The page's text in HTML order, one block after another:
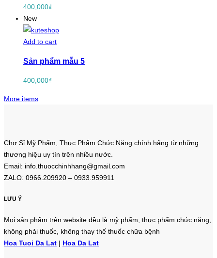
400,000₫
New
Add to cart
Sản phẩm mẫu 5
400,000₫
More items
Chợ Sỉ Mỹ Phẩm, Thực Phẩm Chức Năng chính hãng từ những
thương hiệu uy tín trên nhiều nước.
Email: info.thuocchinhhang@gmail.com
ZALO: 0966.209920 – 0933.959911
LƯU Ý
Mọi sản phẩm trên website đều là mỹ phẩm, thực phẩm chức năng,
không phải thuốc, không thay thế thuốc chữa bệnh
Hoa Tuoi Da Lat | Hoa Da Lat